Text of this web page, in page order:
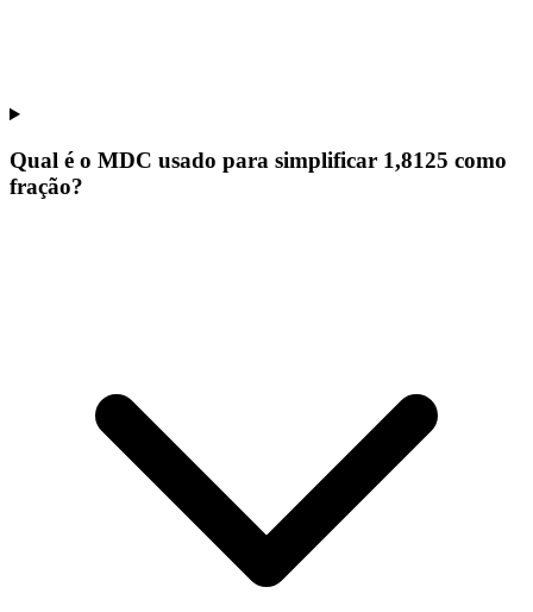
Qual é o MDC usado para simplificar 1,8125 como
fração?